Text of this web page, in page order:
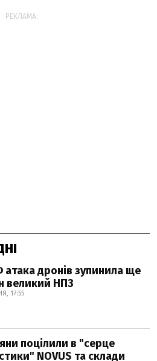
РЕКЛАМА:
атака дронів зупинила ще
великий НПЗ
17:55
поцілили в "серце
NOVUS та склади